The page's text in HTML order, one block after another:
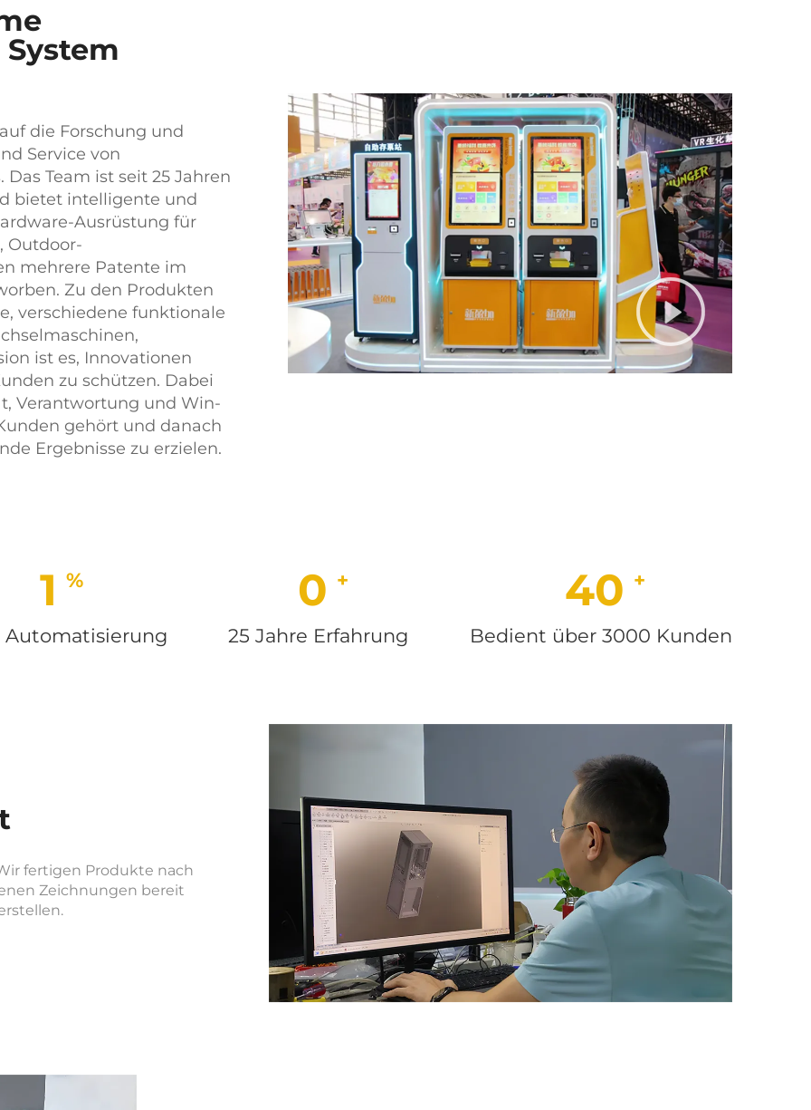
die Forschung und
Service von
Team ist seit 25 Jahren
bietet intelligente und
Ausrüstung für
Outdoor-
mehrere Patente im
Zu den Produkten
verschiedene funktionale
ist es, Innovationen
zu schützen. Dabei
Verantwortung und Win-
gehört und danach
Ergebnisse zu erzielen.
100
Automatisierung
25
25 Jahre Erfahrung
3000
Bedient über 3000 Kunden
fertigen Produkte nach
Zeichnungen bereit